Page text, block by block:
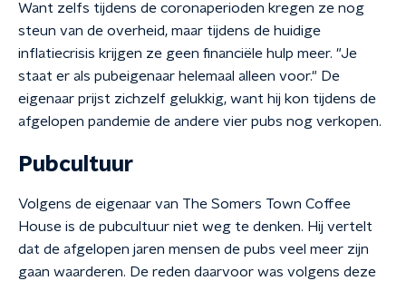
Want zelfs tijdens de coronaperioden kregen ze nog
steun van de overheid, maar tijdens de huidige
inflatiecrisis krijgen ze geen financiële hulp meer. "Je
staat er als pubeigenaar helemaal alleen voor." De
eigenaar prijst zichzelf gelukkig, want hij kon tijdens de
afgelopen pandemie de andere vier pubs nog verkopen.
Pubcultuur
Volgens de eigenaar van The Somers Town Coffee
House is de pubcultuur niet weg te denken. Hij vertelt
dat de afgelopen jaren mensen de pubs veel meer zijn
gaan waarderen. De reden daarvoor was volgens deze